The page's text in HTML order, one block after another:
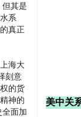
其是
系
真正
海大
刻意
的货
神的
面加
美中关